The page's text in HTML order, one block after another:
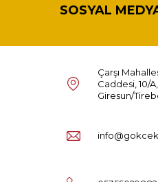
SOSYAL
Çarşı
Caddesi, 10/
Giresun/